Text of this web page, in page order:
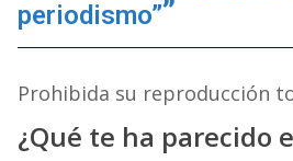
periodismo”
Prohibida su reproducción
¿Qué te ha parecido